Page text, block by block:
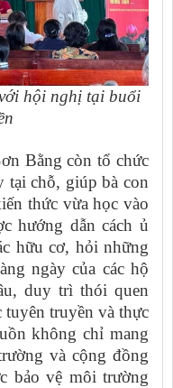
hội nghị tại buổi
Bằng còn tổ chức
tại chỗ, giúp bà con
thức vừa học vào
hướng dẫn cách ủ
hữu cơ, hỏi những
ngày của các hộ
duy trì thói quen
tuyên truyền và thực
không chỉ mang
và cộng đồng
bảo vệ môi trường